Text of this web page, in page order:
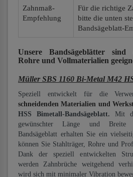
Zahnmaß-
Empfehlung
Für die richtige
bitte die unten
Bandsägeblatt-
Unsere Bandsägeblätter sind
Rohre und Vollmaterialien
Müller SBS 1160 Bi-Metal M42
Speziell entwickelt für die
schneidenden Materialien und
HSS Bimetall-Bandsägeblatt. Mit
gewünschter Länge und Breite
Bandsägeblatt erhalten Sie ein
können Sie Stahlträger, Rohre und
Dank der speziell entwickelten
werden Zahnbrüche weitgehend
wird sich mit minimaler Vibration